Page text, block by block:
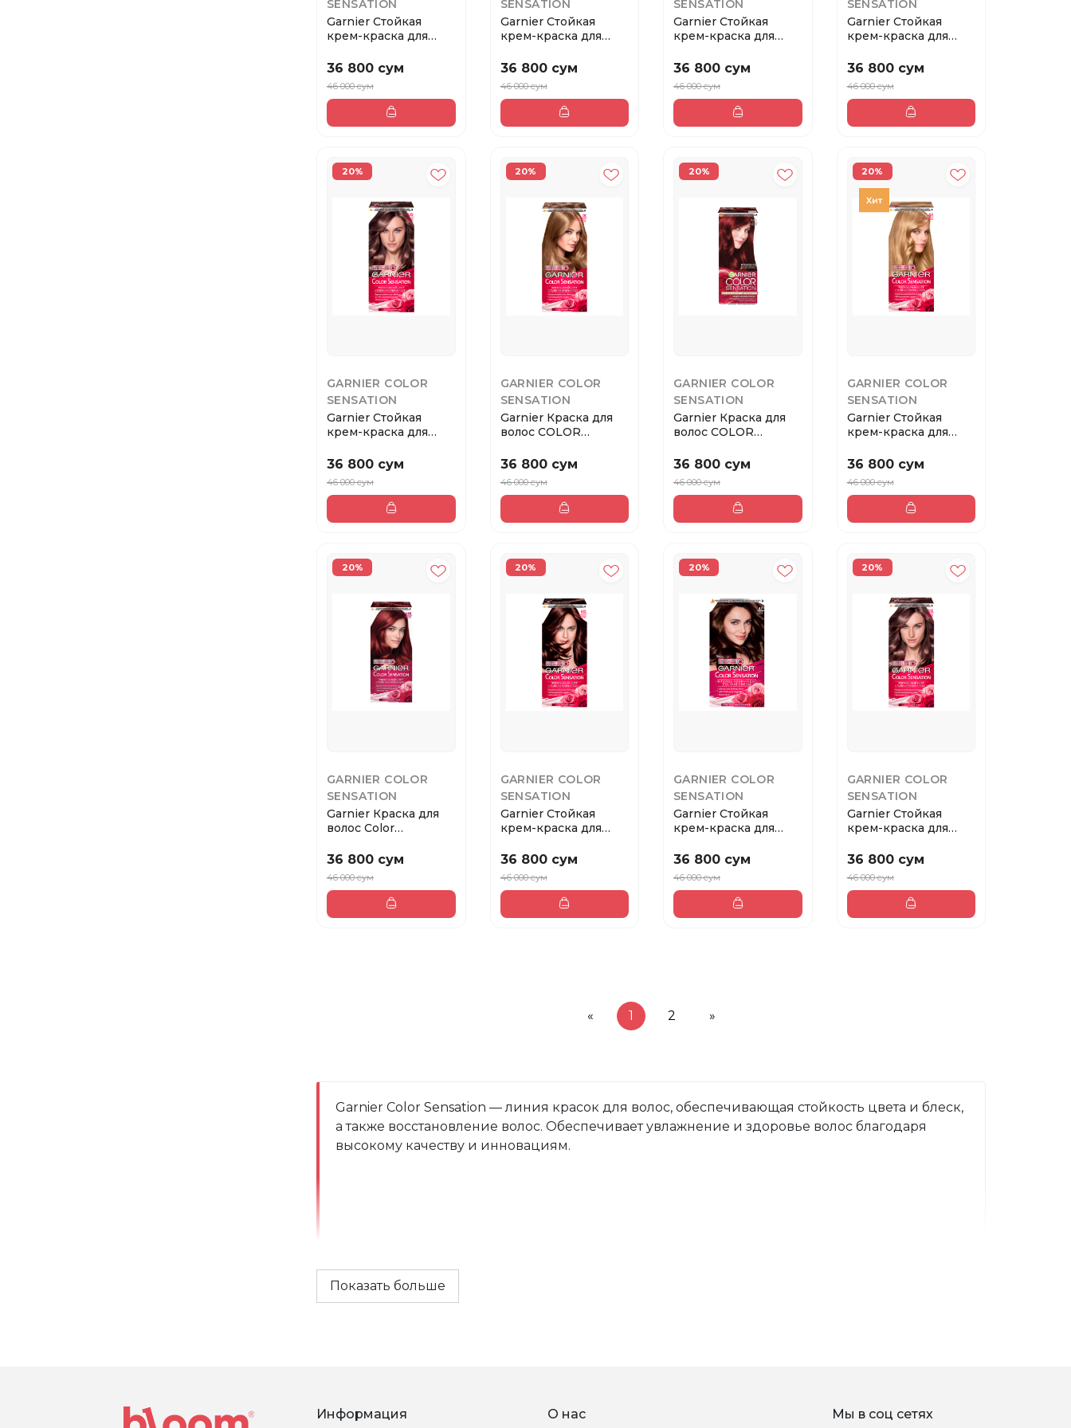
SENSATION
Garnier Стойкая
крем-краска для
36 800 сум
46 000 сум
SENSATION
Garnier Стойкая
крем-краска для
36 800 сум
46 000 сум
SENSATION
Garnier Стойкая
крем-краска для
36 800 сум
46 000 сум
SENSATION
Garnier Стойкая
крем-краска для
36 800 сум
46 000 сум
20%
GARNIER COLOR
SENSATION
Garnier Стойкая
крем-краска для
36 800 сум
46 000 сум
20%
GARNIER COLOR
SENSATION
Garnier Краска для
волос COLOR
И...
36 800 сум
46 000 сум
20%
GARNIER COLOR
SENSATION
Garnier Краска для
волос COLOR
...
36 800 сум
46 000 сум
20%
GARNIER COLOR
SENSATION
Garnier Стойкая
крем-краска для
36 800 сум
46 000 сум
20%
GARNIER COLOR
SENSATION
Garnier Краска для
волос Color
36 800 сум
46 000 сум
20%
GARNIER COLOR
SENSATION
Garnier Стойкая
крем-краска для
36 800 сум
46 000 сум
20%
GARNIER COLOR
SENSATION
Garnier Стойкая
крем-краска для
36 800 сум
46 000 сум
20%
GARNIER COLOR
SENSATION
Garnier Стойкая
крем-краска для
36 800 сум
46 000 сум
« 1 2 »
Garnier Color Sensation — линия красок для волос, обеспечивающая стойкость цвета и блеск,
а также восстановление волос. Обеспечивает увлажнение и здоровье волос благодаря
высокому качеству и инновациям.
Показать больше
Информация О нас Мы в соц сетях